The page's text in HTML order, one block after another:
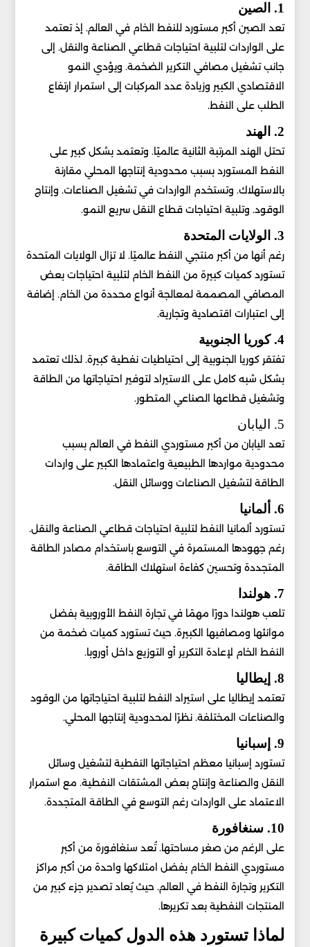
1. الصين
تعد الصين أكبر مستورد للنفط الخام في العالم. إذ تعتمد
على الواردات لتلبية احتياجات قطاعي الصناعة والنقل. إلى
جانب تشغيل مصافي التكرير الضخمة. ويؤدي النمو
الاقتصادي الكبير وزيادة عدد المركبات إلى استمرار ارتفاع
الطلب على النفط.
2. الهند
تحتل الهند المرتبة الثانية عالميًا. وتعتمد بشكل كبير على
النفط المستورد بسبب محدودية إنتاجها المحلي مقارنة
بالاستهلاك. وتستخدم الواردات في تشغيل الصناعات. وإنتاج
الوقود. وتلبية احتياجات قطاع النقل سريع النمو.
3. الولايات المتحدة
رغم أنها من أكبر منتجي النفط عالميًا. لا تزال الولايات المتحدة
تستورد كميات كبيرة من النفط الخام لتلبية احتياجات بعض
المصافي المصممة لمعالجة أنواع محددة من الخام. إضافة
إلى اعتبارات اقتصادية وتجارية.
4. كوريا الجنوبية
تفتقر كوريا الجنوبية إلى احتياطيات نفطية كبيرة. لذلك تعتمد
بشكل شبه كامل على الاستيراد لتوفير احتياجاتها من الطاقة
وتشغيل قطاعها الصناعي المتطور.
5. اليابان
تعد اليابان من أكبر مستوردي النفط في العالم بسبب
محدودية مواردها الطبيعية واعتمادها الكبير على واردات
الطاقة لتشغيل الصناعات ووسائل النقل.
6. ألمانيا
تستورد ألمانيا النفط لتلبية احتياجات قطاعي الصناعة والنقل.
رغم جهودها المستمرة في التوسع باستخدام مصادر الطاقة
المتجددة وتحسين كفاءة استهلاك الطاقة.
7. هولندا
تلعب هولندا دورًا مهمًا في تجارة النفط الأوروبية بفضل
موانئها ومصافيها الكبيرة. حيث تستورد كميات ضخمة من
النفط الخام لإعادة التكرير أو التوزيع داخل أوروبا.
8. إيطاليا
تعتمد إيطاليا على استيراد النفط لتلبية احتياجاتها من الوقود
والصناعات المختلفة. نظرًا لمحدودية إنتاجها المحلي.
9. إسبانيا
تستورد إسبانيا معظم احتياجاتها النفطية لتشغيل وسائل
النقل والصناعة وإنتاج بعض المشتقات النفطية. مع استمرار
الاعتماد على الواردات رغم التوسع في الطاقة المتجددة.
10. سنغافورة
على الرغم من صغر مساحتها. تُعد سنغافورة من أكبر
مستوردي النفط الخام بفضل امتلاكها واحدة من أكبر مراكز
التكرير وتجارة النفط في العالم. حيث يُعاد تصدير جزء كبير من
المنتجات النفطية بعد تكريرها.
لماذا تستورد هذه الدول كميات كبيرة